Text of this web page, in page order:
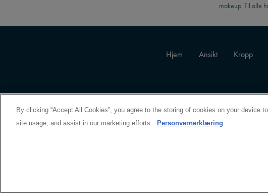
makeup. Til alle
Hjem Ansikt Kropp
By clicking “Accept All Cookies”, you agree to the storing of cookies on your device
site usage, and assist in our marketing efforts.
Personvernerklæring